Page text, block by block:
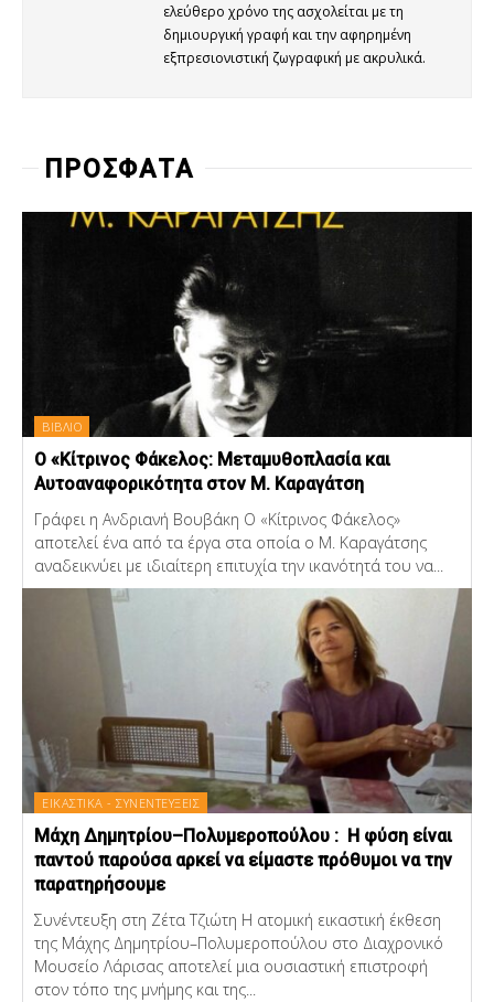
ελεύθερο χρόνο της ασχολείται με τη
δημιουργική γραφή και την αφηρημένη
εξπρεσιονιστική ζωγραφική με ακρυλικά.
ΠΡΟΣΦΑΤΑ
ΒΙΒΛΙΟ
Ο «Κίτρινος Φάκελος: Μεταμυθοπλασία και
Αυτοαναφορικότητα στον Μ. Καραγάτση
Γράφει η Ανδριανή Βουβάκη Ο «Κίτρινος Φάκελος»
αποτελεί ένα από τα έργα στα οποία ο Μ. Καραγάτσης
αναδεικνύει με ιδιαίτερη επιτυχία την ικανότητά του να...
ΕΙΚΑΣΤΙΚΑ - ΣΥΝΕΝΤΕΥΞΕΙΣ
Μάχη Δημητρίου–Πολυμεροπούλου : Η φύση είναι
παντού παρούσα αρκεί να είμαστε πρόθυμοι να την
παρατηρήσουμε
Συνέντευξη στη Ζέτα Τζιώτη Η ατομική εικαστική έκθεση
της Μάχης Δημητρίου–Πολυμεροπούλου στο Διαχρονικό
Μουσείο Λάρισας αποτελεί μια ουσιαστική επιστροφή
στον τόπο της μνήμης και της...